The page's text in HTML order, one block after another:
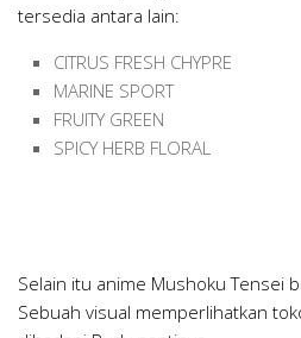
tersedia antara lain:
CITRUS FRESH CHYPRE
MARINE SPORT
FRUITY GREEN
SPICY HERB FLORAL
Selain itu anime Mushoku Tensei
Sebuah visual memperlihatkan